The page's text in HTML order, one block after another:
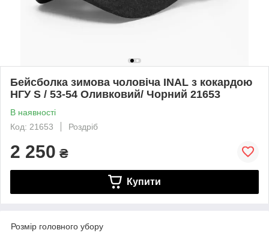
Бейсболка зимова чоловіча INAL з кокардою
НГУ S / 53-54 Оливковий/ Чорний 21653
В наявності
Код: 21653
Роздріб
2 250 ₴
Купити
Розмір головного убору